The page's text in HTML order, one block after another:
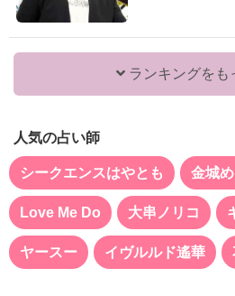
ランキングをも
人気の占い師
シークエンスはやとも 金城
Love Me Do 大串ノリコ
ヤースー イヴルルド遙華